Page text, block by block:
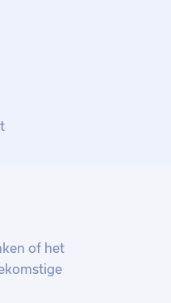
orders.
of het
isolatie,